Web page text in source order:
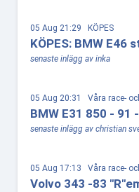
05 Aug 21:29 KÖPES
KÖPES: BMW E46
senaste inlägg av inka
05 Aug 20:31 Våra race-
BMW E31 850 - 91
senaste inlägg av christian
05 Aug 17:13 Våra race-
Volvo 343 -83